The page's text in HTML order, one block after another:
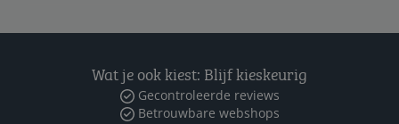
Wat je ook kiest: Blijf kieskeurig
Gecontroleerde reviews
Betrouwbare webshops